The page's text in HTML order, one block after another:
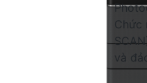
Chức
và